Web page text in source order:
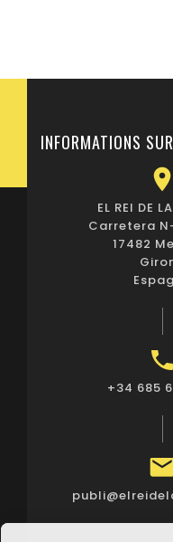
INFORMATIONS

EL REI DE
Carretera
17482

+34 685